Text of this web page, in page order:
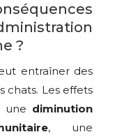
?
entraîner des
chats. Les effets
une diminution
, une